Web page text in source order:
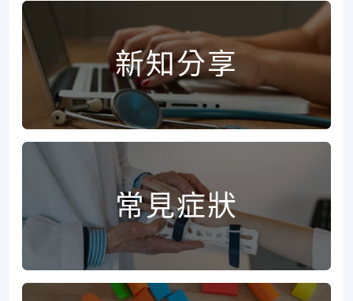
新知分享
常見症狀